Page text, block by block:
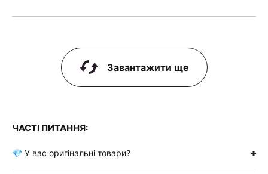
Завантажити ще
ЧАСТІ ПИТАННЯ:
💎 У вас оригінальні товари?